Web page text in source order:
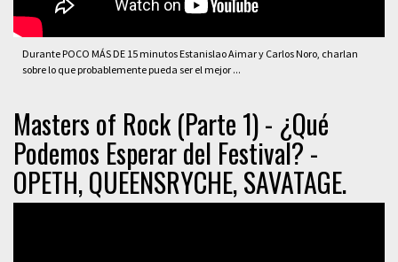
Durante POCO MÁS DE 15 minutos Estanislao Aimar y Carlos Noro, charlan
sobre lo que probablemente pueda ser el mejor ...
Masters of Rock (Parte 1) - ¿Qué
Podemos Esperar del Festival? -
OPETH, QUEENSRYCHE, SAVATAGE.